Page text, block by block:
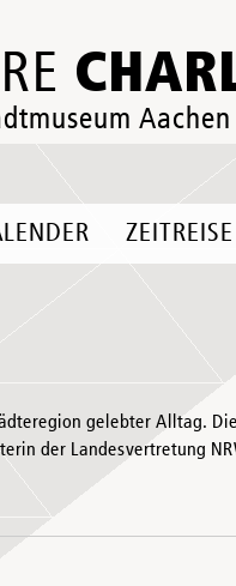
Aachen
ZEITREISE
gelebter Alltag.
der Landesvertretung